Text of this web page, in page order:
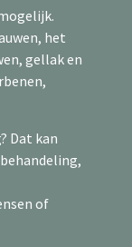
het
gellak en
Dat kan
of
voor
door een
kunt u
bevindt